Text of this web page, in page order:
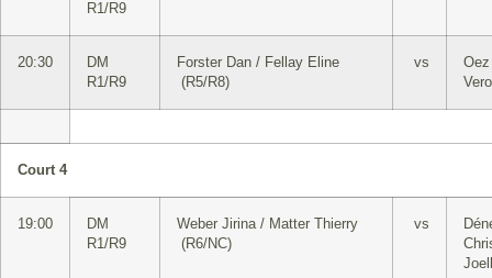
R1/R9
20:30
DM
R1/R9
Forster Dan / Fellay Eline
(R5/R8)
vs
Court 4
19:00
DM
R1/R9
Weber Jirina / Matter Thierry
(R6/NC)
vs